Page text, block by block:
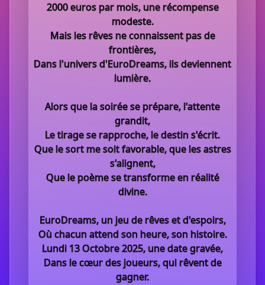
2000 euros par mois, une récompense
modeste.
Mais les rêves ne connaissent pas de
frontières,
Dans l'univers d'EuroDreams, ils deviennent
lumière.
Alors que la soirée se prépare, l'attente
grandit,
Le tirage se rapproche, le destin s'écrit.
Que le sort me soit favorable, que les astres
s'alignent,
Que le poème se transforme en réalité
divine.
EuroDreams, un jeu de rêves et d'espoirs,
Où chacun attend son heure, son histoire.
Lundi 13 Octobre 2025, une date gravée,
Dans le cœur des joueurs, qui rêvent de
gagner.